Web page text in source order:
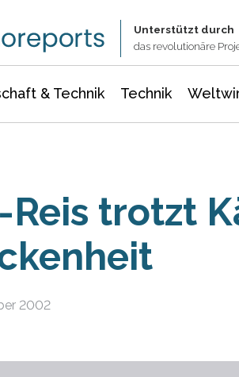
Unterstützt durch
das revolutionäre
& Technik Technik
Reis trotzt
2002